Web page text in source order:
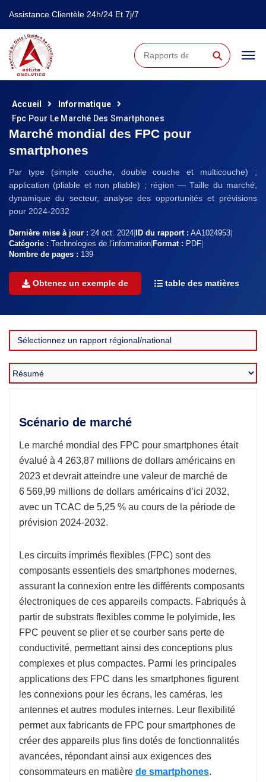
Assistance Clientèle 24h/24 Et 7j/7
⚲
Accueil
Informatique
Fpc Pour Le Marché Des Smartphones
Marché mondial des FPC pour
smartphones
Par type (simple couche, double couche et multicouche) ;
application (pliable et non pliable) ; région — Taille du marché,
dynamique du secteur, analyse des opportunités et prévisions
pour 2024-2032
Dernière mise à jour : 24 oct. 2024 ID du rapport : AA1024953
Catégorie : Technologies de l’information Format : PDF
Nombre de pages : 139
Obtenez un exemple de table des matières
Scénario de marché
Le marché mondial des FPC pour smartphones était
évalué à 4 263,87 millions de dollars américains en
2023 et devrait atteindre une valeur de marché de
6 569,99 millions de dollars américains d’ici 2032,
avec un TCAC de 5,25 % au cours de la période de
prévision 2024-2032.
Les circuits imprimés flexibles (FPC) sont des
composants essentiels des smartphones modernes,
assurant la connexion entre les différents composants
électroniques de ces appareils compacts. Fabriqués à
partir de substrats flexibles comme le polyimide, les
FPC peuvent se plier et se courber sans perte de
conductivité, permettant ainsi des conceptions plus
complexes et plus compactes. Parmi les principales
applications des FPC dans les smartphones figurent
les connexions pour les écrans, les caméras, les
antennes et autres modules internes. Leur flexibilité
permet aux fabricants de FPC pour smartphones de
créer des appareils plus fins dotés de fonctionnalités
avancées, répondant ainsi aux exigences des
consommateurs en matière de smartphones.